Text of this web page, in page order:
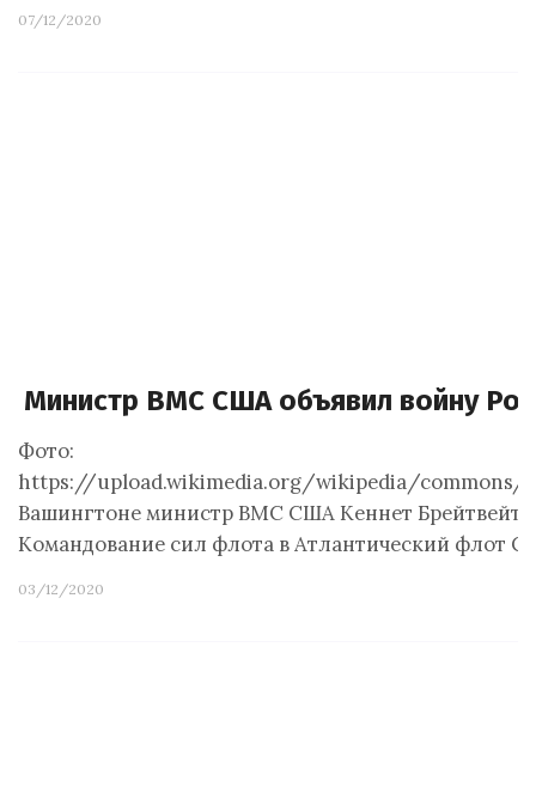
07/12/2020
Министр ВМС США объявил войну
Фото:
https://upload.wikimedia.org/wikipedia/
Вашингтоне министр ВМС США Кеннет Брейтвейт
Командование сил флота в Атлантический флот
03/12/2020